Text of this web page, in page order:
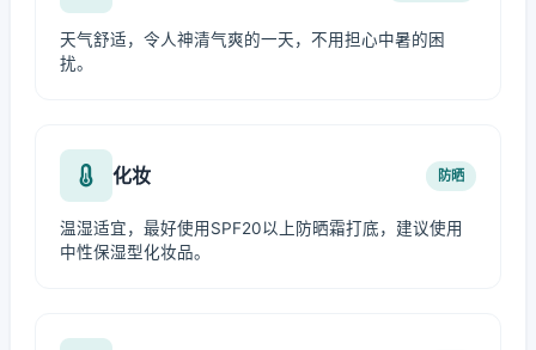
天气舒适，令人神清气爽的一天，不用担心中暑的困
扰。
化妆 防晒
温湿适宜，最好使用SPF20以上防晒霜打底，建议使用
中性保湿型化妆品。